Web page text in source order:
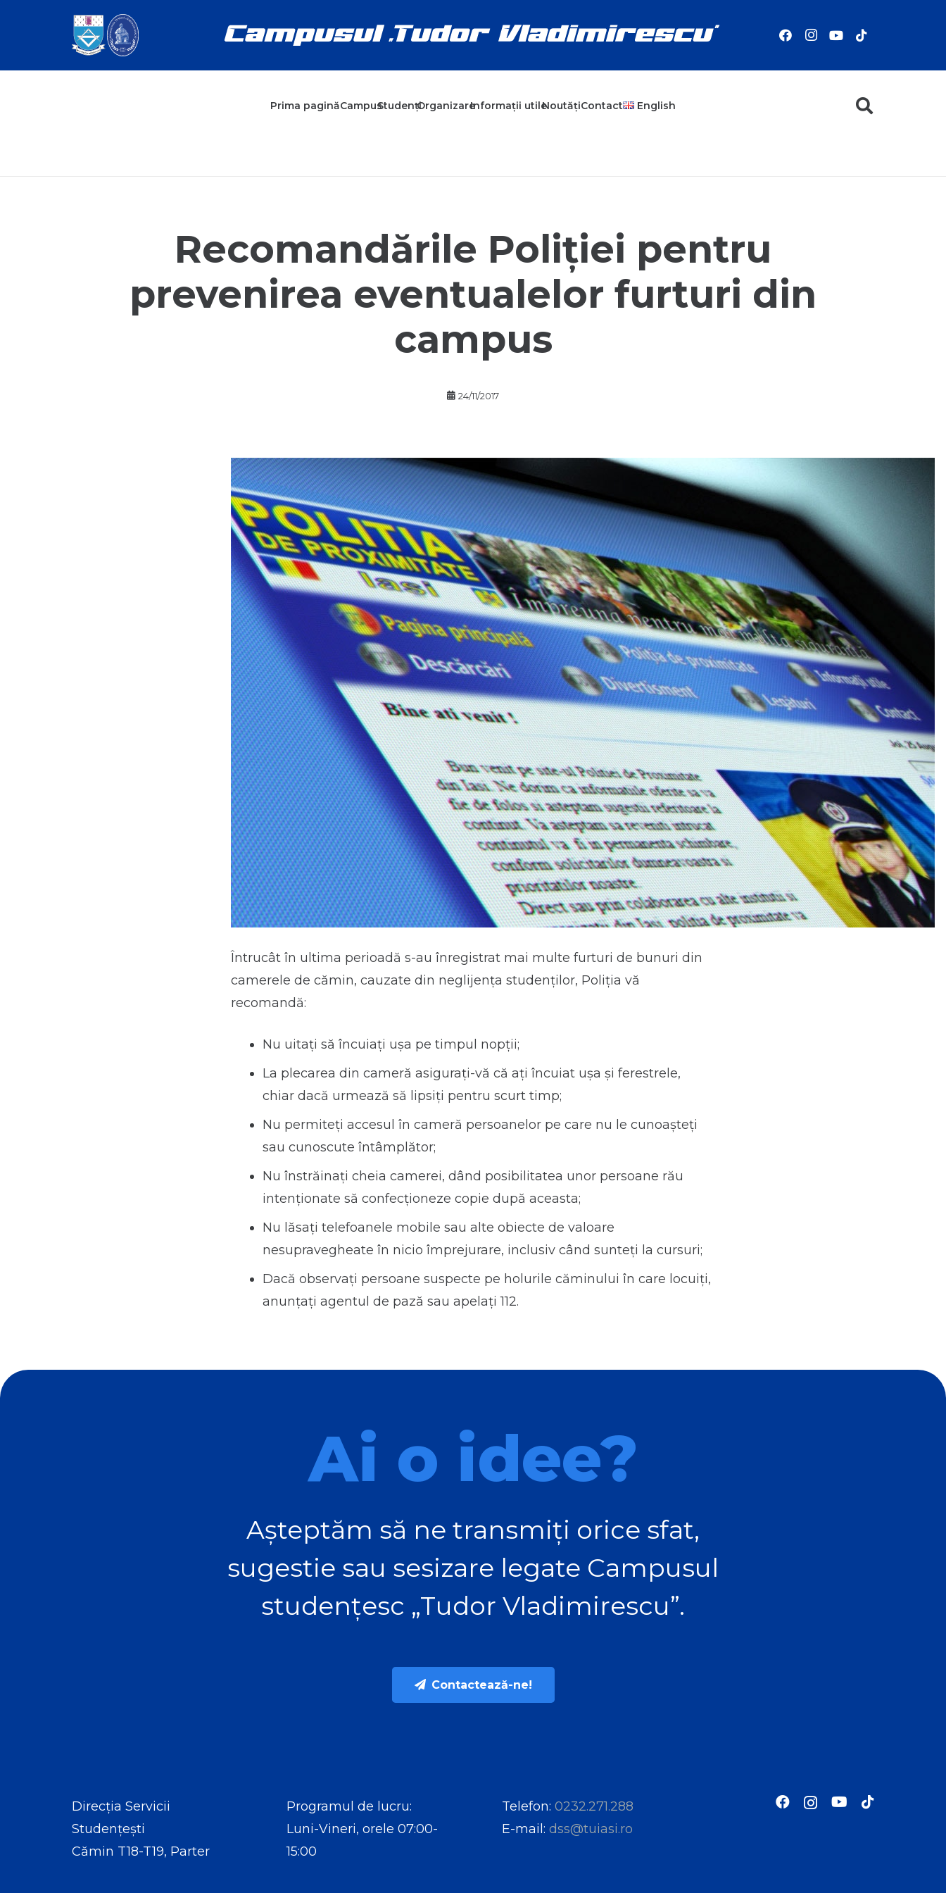
Prima paginăCampusStudențiOrganizareInformații utileNoutățiContact English
Recomandările Poliției pentru
prevenirea eventualelor furturi din
campus
24/11/2017
Întrucât în ultima perioadă s-au înregistrat mai multe furturi de bunuri din
camerele de cămin, cauzate din neglijenţa studenţilor, Poliţia vă
recomandă:
Nu uitaţi să încuiaţi uşa pe timpul nopţii;
La plecarea din cameră asiguraţi-vă că aţi încuiat uşa şi ferestrele,
chiar dacă urmează să lipsiţi pentru scurt timp;
Nu permiteţi accesul în cameră persoanelor pe care nu le cunoaşteţi
sau cunoscute întâmplător;
Nu înstrăinaţi cheia camerei, dând posibilitatea unor persoane rău
intenţionate să confecţioneze copie după aceasta;
Nu lăsaţi telefoanele mobile sau alte obiecte de valoare
nesupravegheate în nicio împrejurare, inclusiv când sunteți la cursuri;
Dacă observaţi persoane suspecte pe holurile căminului în care locuiţi,
anunţaţi agentul de pază sau apelaţi 112.
Ai o idee?
Așteptăm să ne transmiți orice sfat,
sugestie sau sesizare legate Campusul
studențesc „Tudor Vladimirescu”.
Contactează-ne!
Direcția Servicii
Studențești
Cămin T18-T19, Parter
Programul de lucru:
Luni-Vineri, orele 07:00-
15:00
Telefon: 0232.271.288
E-mail: dss@tuiasi.ro